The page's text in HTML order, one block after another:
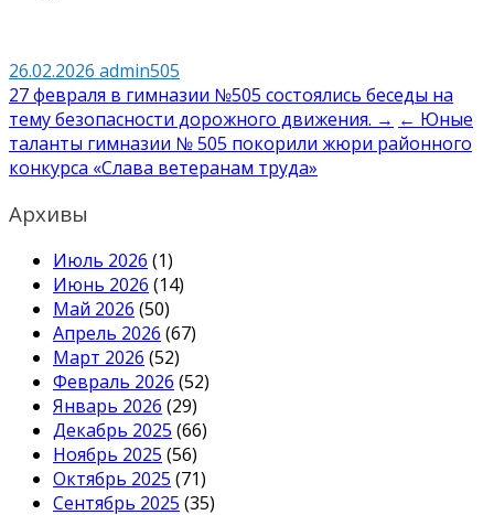
26.02.2026 admin505
Навигация
по
записям
27 февраля в гимназии №505 состоялись беседы на
тему безопасности дорожного движения. → ← Юные
таланты гимназии № 505 покорили жюри районного
конкурса «Слава ветеранам труда»
Архивы
Июль 2026 (1)
Июнь 2026 (14)
Май 2026 (50)
Апрель 2026 (67)
Март 2026 (52)
Февраль 2026 (52)
Январь 2026 (29)
Декабрь 2025 (66)
Ноябрь 2025 (56)
Октябрь 2025 (71)
Сентябрь 2025 (35)